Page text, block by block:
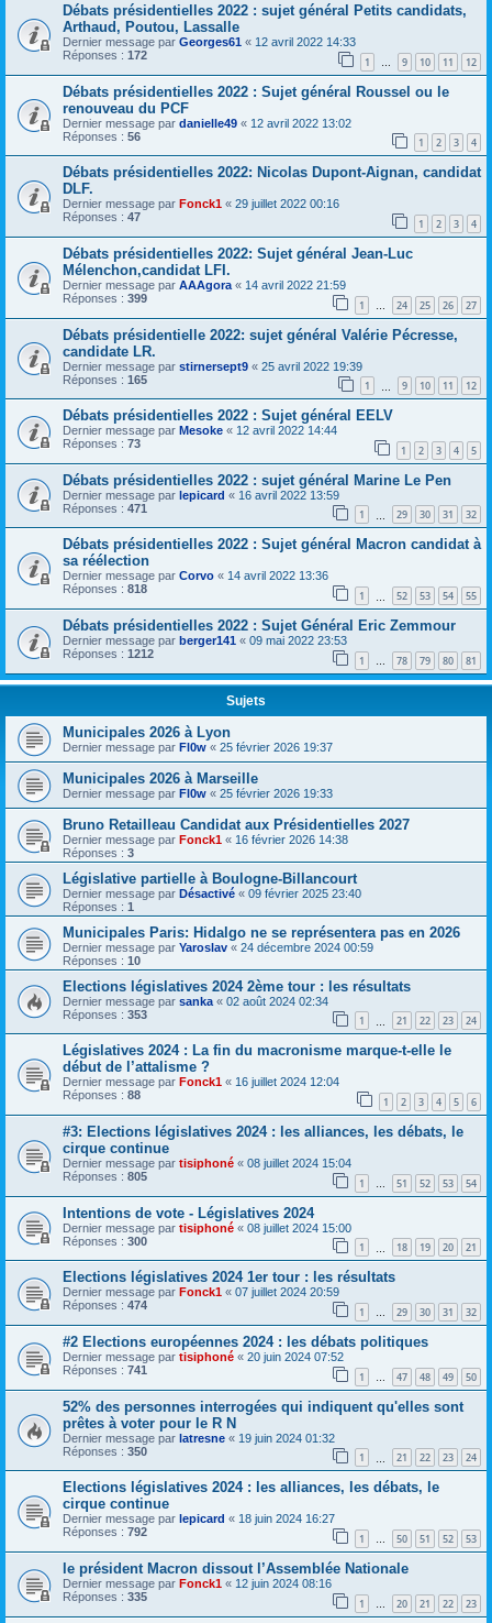
Débats présidentielles 2022 : sujet général Petits candidats,
Arthaud, Poutou, Lassalle
Dernier message par Georges61 « 12 avril 2022 14:33
Réponses : 172 1 … 9 10 11 12
Débats présidentielles 2022 : Sujet général Roussel ou le
renouveau du PCF
Dernier message par danielle49 « 12 avril 2022 13:02
Réponses : 56 1 2 3 4
Débats présidentielles 2022: Nicolas Dupont-Aignan, candidat
DLF.
Dernier message par Fonck1 « 29 juillet 2022 00:16
Réponses : 47 1 2 3 4
Débats présidentielles 2022: Sujet général Jean-Luc
Mélenchon,candidat LFI.
Dernier message par AAAgora « 14 avril 2022 21:59
Réponses : 399 1 … 24 25 26 27
Débats présidentielle 2022: sujet général Valérie Pécresse,
candidate LR.
Dernier message par stirnersept9 « 25 avril 2022 19:39
Réponses : 165 1 9 10 11 12
Débats présidentielles 2022 : Sujet général EELV
Dernier message par Mesoke « 12 avril 2022 14:44
Réponses : 73 1 2 3 4 5
Débats présidentielles 2022 : sujet général Marine Le Pen
Dernier message par lepicard « 16 avril 2022 13:59
Réponses : 471 1 29 30 31 32
Débats présidentielles 2022 : Sujet général Macron candidat à
sa réélection
Dernier message par Corvo « 14 avril 2022 13:36
Réponses : 818 1 52 53 54 55
Débats présidentielles 2022 : Sujet Général Eric Zemmour
Dernier message par berger141 « 09 mai 2022 23:53
Réponses : 1212 1 … 78 79 80 81
Sujets
Municipales 2026 à Lyon
Dernier message par Fl0w « 25 février 2026 19:37
Municipales 2026 à Marseille
Dernier message par Fl0w « 25 février 2026 19:33
Bruno Retailleau Candidat aux Présidentielles 2027
Dernier message par Fonck1 « 16 février 2026 14:38
Réponses : 3
Législative partielle à Boulogne-Billancourt
Dernier message par Désactivé « 09 février 2025 23:40
Réponses : 1
Municipales Paris: Hidalgo ne se représentera pas en 2026
Dernier message par Yaroslav « 24 décembre 2024 00:59
Réponses : 10
Elections législatives 2024 2ème tour : les résultats
Dernier message par sanka « 02 août 2024 02:34
Réponses : 353 1 21 22 23 24
Législatives 2024 : La fin du macronisme marque-t-elle le
début de l’attalisme ?
Dernier message par Fonck1 « 16 juillet 2024 12:04
Réponses : 88 1 2 3 4 5 6
#3: Elections législatives 2024 : les alliances, les débats, le
cirque continue
Dernier message par tisiphoné « 08 juillet 2024 15:04
Réponses : 805 1 … 51 52 53 54
Intentions de vote - Législatives 2024
Dernier message par tisiphoné « 08 juillet 2024 15:00
Réponses : 300 1 18 19 20 21
Elections législatives 2024 1er tour : les résultats
Dernier message par Fonck1 « 07 juillet 2024 20:59
Réponses : 474 1 … 29 30 31 32
#2 Elections européennes 2024 : les débats politiques
Dernier message par tisiphoné « 20 juin 2024 07:52
Réponses : 741 1 … 47 48 49 50
52% des personnes interrogées qui indiquent qu'elles sont
prêtes à voter pour le R N
Dernier message par latresne « 19 juin 2024 01:32
Réponses : 350 1 21 22 23 24
Elections législatives 2024 : les alliances, les débats, le
cirque continue
Dernier message par lepicard « 18 juin 2024 16:27
Réponses : 792 1 … 50 51 52 53
le président Macron dissout l’Assemblée Nationale
Dernier message par Fonck1 « 12 juin 2024 08:16
Réponses : 335 1 20 21 22 23